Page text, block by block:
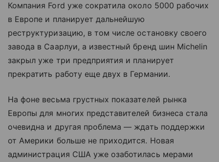
Компания Ford уже сократила около 5000 рабочих
в Европе и планирует дальнейшую
реструктуризацию, в том числе остановку своего
завода в Саарлуи, а известный бренд шин Michelin
закрыл уже три предприятия и планирует
прекратить работу еще двух в Германии.
На фоне весьма грустных показателей рынка
Европы для многих представителей бизнеса стала
очевидна и другая проблема — ждать поддержки
от Америки больше не приходится. Новая
администрация США уже озаботилась мерами